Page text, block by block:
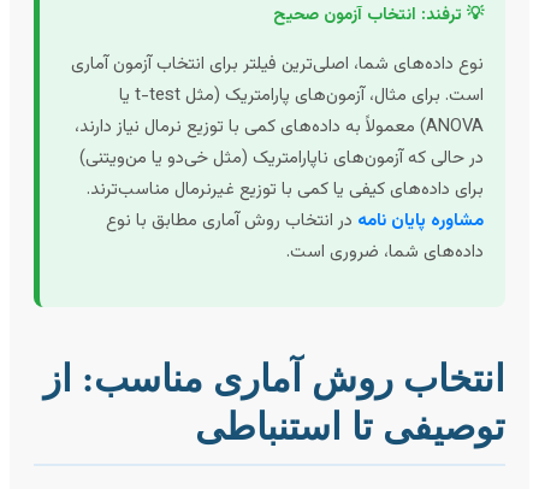
💡 ترفند: انتخاب آزمون صحیح
نوع داده‌های شما، اصلی‌ترین فیلتر برای انتخاب آزمون آماری
است. برای مثال، آزمون‌های پارامتریک (مثل t-test یا
ANOVA) معمولاً به داده‌های کمی با توزیع نرمال نیاز دارند،
در حالی که آزمون‌های ناپارامتریک (مثل خی‌دو یا من‌ویتنی)
برای داده‌های کیفی یا کمی با توزیع غیرنرمال مناسب‌ترند.
مشاوره پایان نامهدر انتخاب روش آماری مطابق با نوع
داده‌های شما، ضروری است.
روش آماری مناسب: از
تا استنباطی